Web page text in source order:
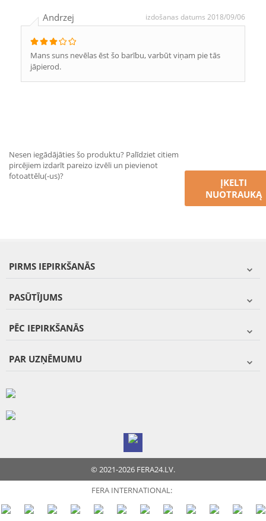
Andrzej izdošanas datums 2018/09/06
Mans suns nevēlas ēst šo barību, varbūt viņam pie tās
jāpierod.
Nesen iegādājāties šo produktu? Palīdziet citiem
pircējiem izdarīt pareizo izvēli un pievienot
fotoattēlu(-us)?
ĮKELTI
NUOTRAUKĄ
PIRMS IEPIRKŠANĀS
PASŪTĪJUMS
PĒC IEPIRKŠANĀS
PAR UZŅĒMUMU
© 2021-2026 FERA24.LV.
FERA INTERNATIONAL: